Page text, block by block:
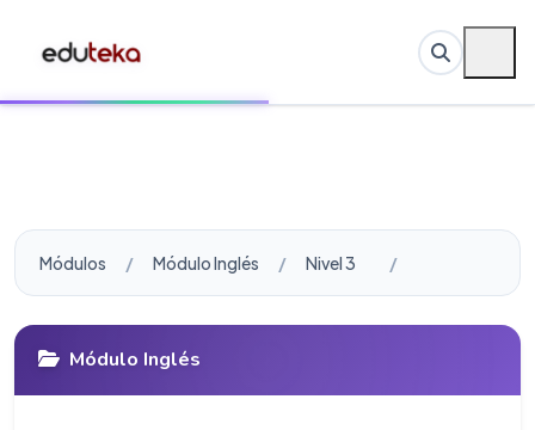
Módulos Módulo Inglés Nivel 3
Módulo Inglés